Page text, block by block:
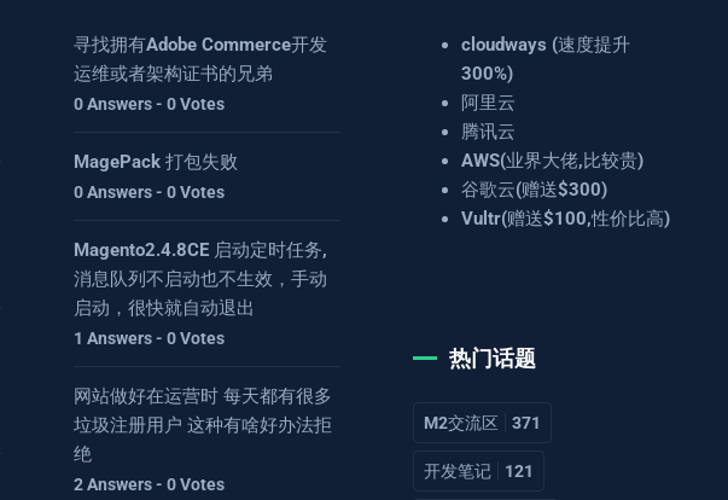
寻找拥有Adobe Commerce开发
运维或者架构证书的兄弟
0 Answers - 0 Votes
MagePack 打包失败
0 Answers - 0 Votes
Magento2.4.8CE 启动定时任务,
消息队列不启动也不生效，手动
启动，很快就自动退出
1 Answers - 0 Votes
网站做好在运营时 每天都有很多
垃圾注册用户 这种有啥好办法拒
绝
2 Answers - 0 Votes
cloudways (速度提升
300%)
阿里云
腾讯云
AWS(业界大佬,比较贵)
谷歌云(赠送$300)
Vultr(赠送$100,性价比高)
热门话题
M2交流区 371
开发笔记 121